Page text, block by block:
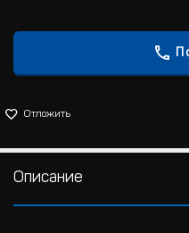
Отложить
Описание